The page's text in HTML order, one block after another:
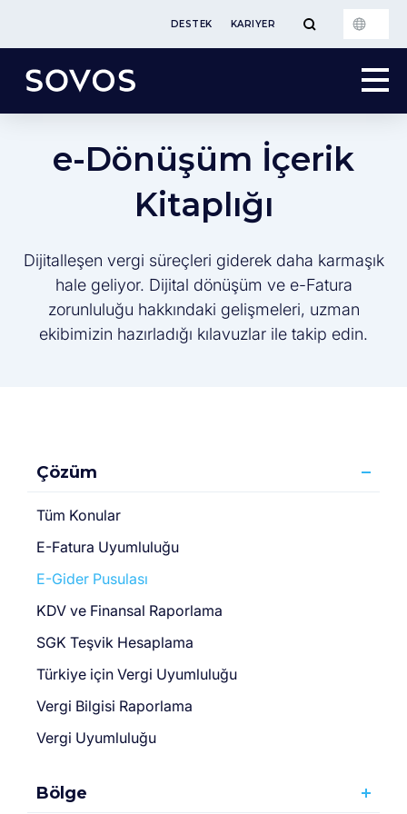
DESTEK KARIYER
e-Dönüşüm İçerik
Kitaplığı
Dijitalleşen vergi süreçleri giderek daha karmaşık
hale geliyor. Dijital dönüşüm ve e-Fatura
zorunluluğu hakkındaki gelişmeleri, uzman
ekibimizin hazırladığı kılavuzlar ile takip edin.
Çözüm
Tüm Konular
E-Fatura Uyumluluğu
E-Gider Pusulası
KDV ve Finansal Raporlama
SGK Teşvik Hesaplama
Türki̇ye için Vergi̇ Uyumluluğu
Vergi Bilgisi Raporlama
Vergi Uyumluluğu
Bölge